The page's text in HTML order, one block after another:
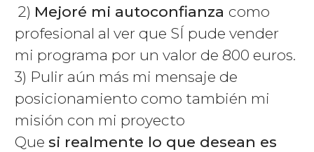
2) Mejoré mi autoconfianza como
profesional al ver que SÍ pude vender
mi programa por un valor de 800 euros.
3) Pulir aún más mi mensaje de
posicionamiento como también mi
misión con mi proyecto
Que si realmente lo que desean es